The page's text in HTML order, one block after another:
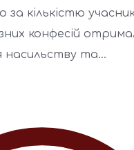
кількістю
конфесій
насильству та...